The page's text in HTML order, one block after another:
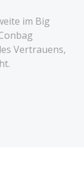
im Big
Vertrauens,